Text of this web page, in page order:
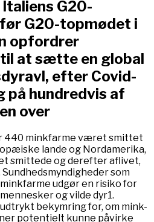
G20-
G20-topmødet i
opfordrer
at sætte en global
efter Covid-
på hundredvis af
over
440 minkfarme været smittet
lande og Nordamerika,
smittede og derefter aflivet,
som
udgør en risiko for
og vilde dyr1.
bekymring for, om mink-
potentielt kunne påvirke